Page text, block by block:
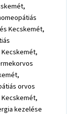
Kecskemét,
orvos
kezelése